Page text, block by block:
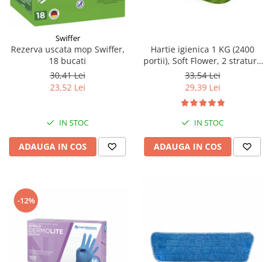
Swiffer
Rezerva uscata mop Swiffer,
18 bucati
30,41 Lei
23,52 Lei
IN STOC
ADAUGA IN COS
Hartie igienica 1 KG (2400
portii), Soft Flower, 2 straturi,
alba, 4 role/ pachet
33,54 Lei
29,39 Lei
IN STOC
ADAUGA IN COS
-12%